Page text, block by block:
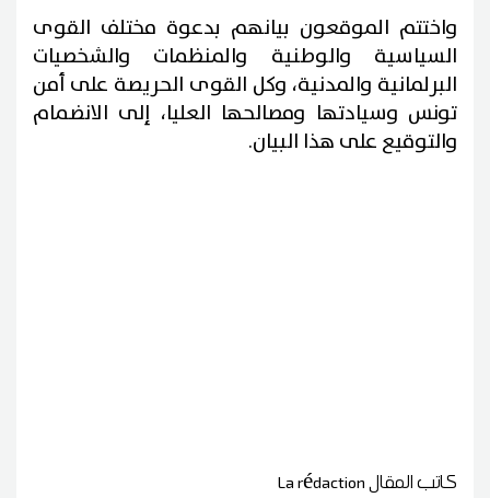
واختتم الموقعون بيانهم بدعوة مختلف القوى
السياسية والوطنية والمنظمات والشخصيات
البرلمانية والمدنية، وكل القوى الحريصة على أمن
تونس وسيادتها ومصالحها العليا، إلى الانضمام
والتوقيع على هذا البيان.
كاتب المقالLa rédaction